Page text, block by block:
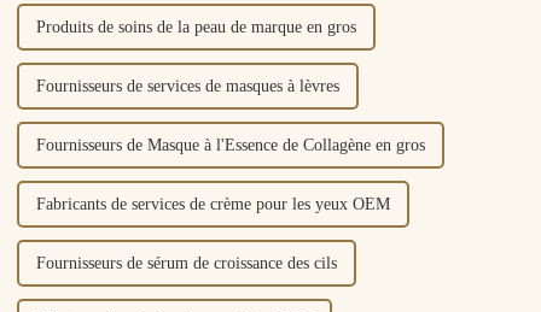
Produits de soins de la peau de marque en gros
Fournisseurs de services de masques à lèvres
Fournisseurs de Masque à l'Essence de Collagène en gros
Fabricants de services de crème pour les yeux OEM
Fournisseurs de sérum de croissance des cils